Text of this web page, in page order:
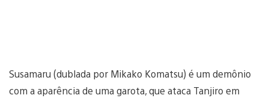
Susamaru (dublada por Mikako Komatsu) é um demônio
com a aparência de uma garota, que ataca Tanjiro em